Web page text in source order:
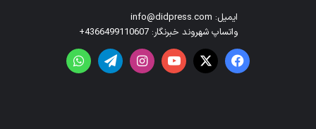
ایمیل: info@didpress.com
واتساپ شهروند خبرنگار: 4366499110607+
فیس بوک X یوتیوباینستاگرامتلگرامواتس آپ